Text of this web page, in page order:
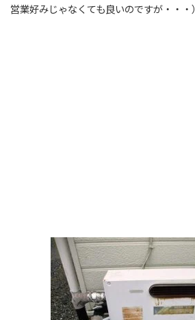
営業好みじゃなくても良いのですが・・・）